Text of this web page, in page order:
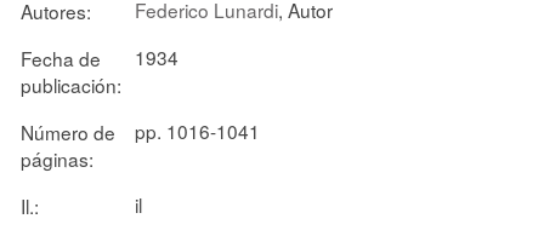
Autores: Federico Lunardi, Autor
Fecha de
publicación:
1934
Número de
páginas:
pp. 1016-1041
Il.:
il